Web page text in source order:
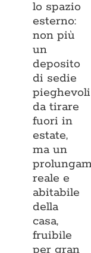
lo spazio
esterno:
non più
un
deposito
di sedie
pieghevoli
da tirare
fuori in
estate,
ma un
reale e
abitabile
della
casa,
fruibile
per gran